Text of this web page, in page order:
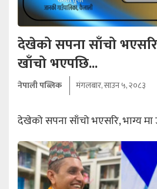
देखेको सपना साँचो
खाँचो भएपछि...
नेपाली पब्लिक मंगलबार, साउन ५, २०८३
देखेको सपना साँचो भएसरि, भाग्य